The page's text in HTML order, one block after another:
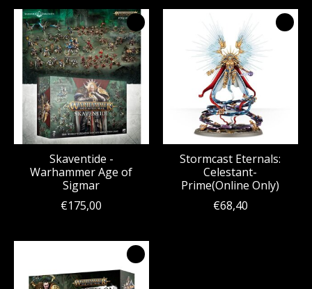
Skaventide -
Warhammer Age of
Sigmar
€175,00
Stormcast Eternals:
Celestant-
Prime(Online Only)
€68,40